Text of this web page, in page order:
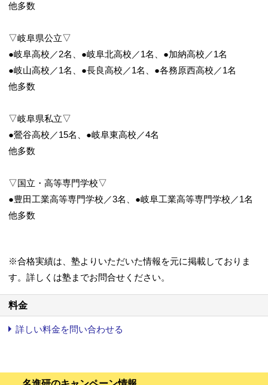
他多数
▽岐阜県公立▽
●岐阜高校／2名、●岐阜北高校／1名、●加納高校／1名
●岐山高校／1名、●長良高校／1名、●各務原西高校／1名
他多数
▽岐阜県私立▽
●鶯谷高校／15名、●岐阜東高校／4名
他多数
▽国立・高等専門学校▽
●豊田工業高等専門学校／3名、●岐阜工業高等専門学校／1名
他多数
※合格実績は、塾よりいただいた情報を元に掲載しておりま
す。詳しくは塾までお問合せください。
料金
詳しい料金を問い合わせる